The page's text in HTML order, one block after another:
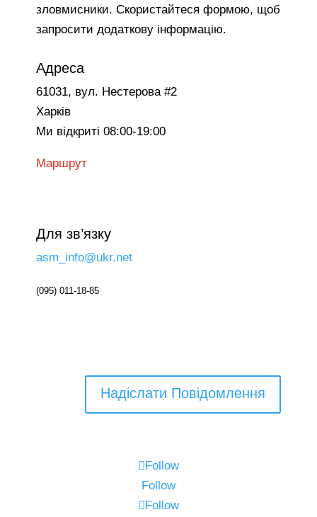
зловмисники. Скористайтеся формою, щоб
запросити додаткову інформацію.
Адреса
61031, вул. Нестерова #2
Харків
Ми відкриті 08:00-19:00
Маршрут
Для зв’язку
asm_info@ukr.net
(095) 011-18-85
Надіслати Повідомлення
Follow
Follow
Follow